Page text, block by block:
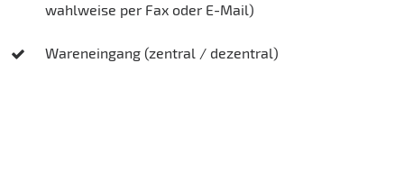
wahlweise per Fax oder E-Mail)
Wareneingang (zentral / dezentral)